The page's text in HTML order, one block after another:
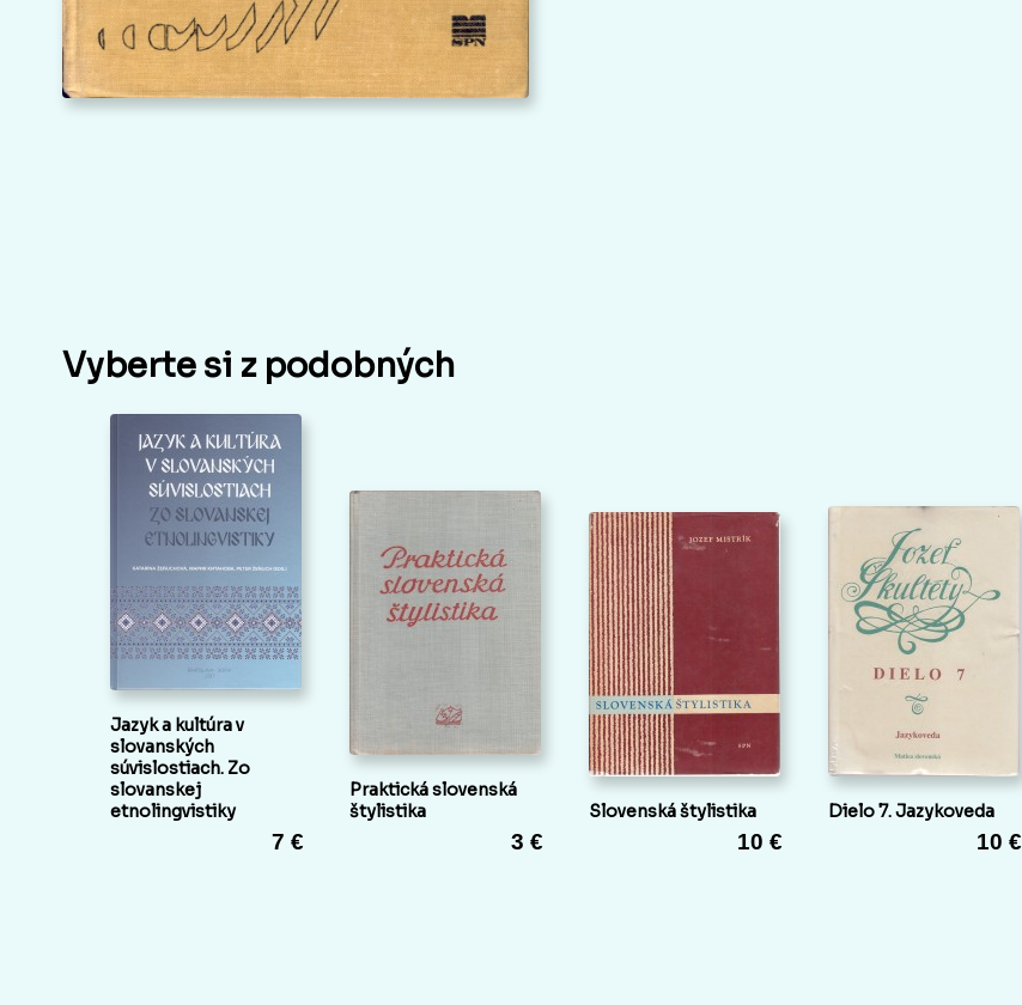
Vyberte si z podobných
Jazyk a kultúra v
slovanských
súvislostiach. Zo
slovanskej
etnolingvistiky
7 €
Praktická slovenská
štylistika
3 €
Slovenská štylistika
10 €
Dielo 7. Jazykoveda
10 €